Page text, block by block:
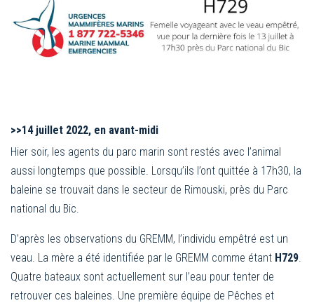
>>14 juillet 2022, en avant-midi
Hier soir, les agents du parc marin sont restés avec l’animal
aussi longtemps que possible. Lorsqu’ils l’ont quittée à 17h30, la
baleine se trouvait dans le secteur de Rimouski, près du Parc
national du Bic.
D’après les observations du GREMM, l’individu empêtré est un
veau. La mère a été identifiée par le GREMM comme étant H729
Quatre bateaux sont actuellement sur l’eau pour tenter de
retrouver ces baleines. Une première équipe de Pêches et